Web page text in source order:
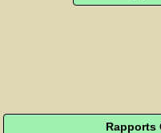
Rapports